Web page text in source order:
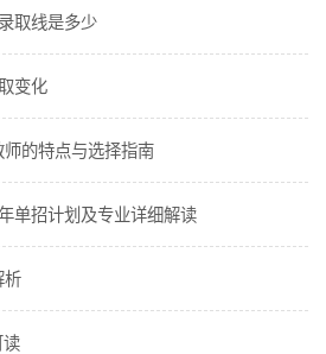
取线是多少
变化
的特点与选择指南
单招计划及专业详细解读
析
读